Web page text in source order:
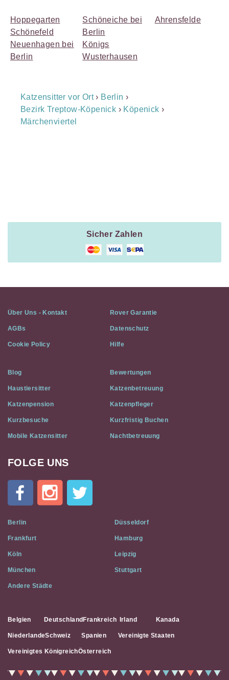
Hoppegarten
Schönefeld
Neuenhagen bei
Berlin
Schöneiche bei
Berlin
Königs
Wusterhausen
Ahrensfelde
Breadcrumb
Navigation
Katzensitter vor Ort› Berlin ›
Bezirk Treptow-Köpenick › Köpenick ›
Märchenviertel
Sicher Zahlen
Über Uns - Kontakt Rover Garantie
AGBs Datenschutz
Cookie Policy Hilfe
Blog Bewertungen
Haustiersitter Katzenbetreuung
Katzenpension Katzenpfleger
Kurzbesuche Kurzfristig Buchen
Mobile Katzensitter Nachtbetreuung
Cat
Flat
Social
Media
FOLGE UNS
Berlin Düsseldorf
Frankfurt Hamburg
Köln Leipzig
München Stuttgart
Andere Städte
Belgien Deutschland Frankreich Irland Kanada
NiederlandeSchweiz Spanien Vereinigte Staaten
Vereinigtes KönigreichÖsterreich